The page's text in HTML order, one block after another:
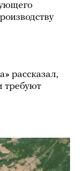
рассказал,
требуют